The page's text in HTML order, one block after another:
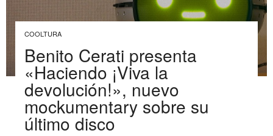
COOLTURA
Benito Cerati presenta
«Haciendo ¡Viva la
devolución!», nuevo
mockumentary sobre su
último disco